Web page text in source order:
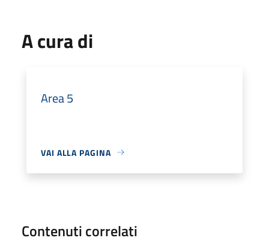
A cura di
Area 5
VAI ALLA PAGINA
Contenuti correlati